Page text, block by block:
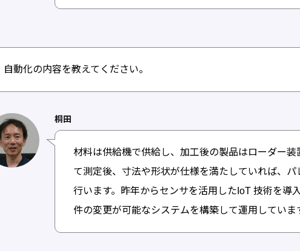
自動化の内容を教えてください。
桐田
材料は供給機で供給し、加工後の製品はローダー
て測定後、寸法や形状が仕様を満たしていれば、
行います。昨年からセンサを活用したIoT 技術を導
件の変更が可能なシステムを構築して運用していま